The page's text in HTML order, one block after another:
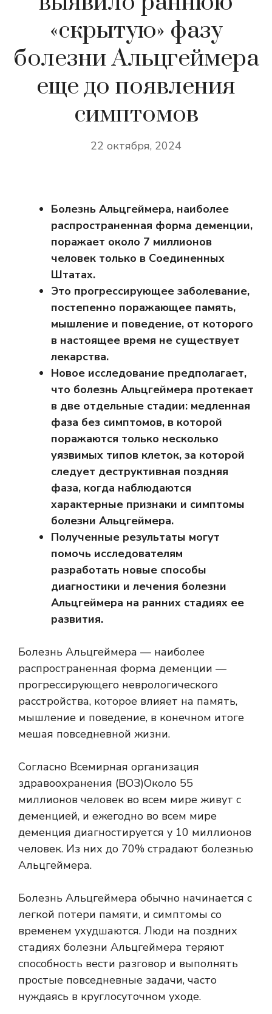
«скрытую» фазу
болезни Альцгеймера
еще до появления
симптомов
22 октября, 2024
Болезнь Альцгеймера, наиболее
распространенная форма деменции,
поражает около 7 миллионов
человек только в Соединенных
Штатах.
Это прогрессирующее заболевание,
постепенно поражающее память,
мышление и поведение, от которого
в настоящее время не существует
лекарства.
Новое исследование предполагает,
что болезнь Альцгеймера протекает
в две отдельные стадии: медленная
фаза без симптомов, в которой
поражаются только несколько
уязвимых типов клеток, за которой
следует деструктивная поздняя
фаза, когда наблюдаются
характерные признаки и симптомы
болезни Альцгеймера.
Полученные результаты могут
помочь исследователям
разработать новые способы
диагностики и лечения болезни
Альцгеймера на ранних стадиях ее
развития.
Болезнь Альцгеймера — наиболее
распространенная форма деменции —
прогрессирующего неврологического
расстройства, которое влияет на память,
мышление и поведение, в конечном итоге
мешая повседневной жизни.
Согласно Всемирная организация
здравоохранения (ВОЗ)Около 55
миллионов человек во всем мире живут с
деменцией, и ежегодно во всем мире
деменция диагностируется у 10 миллионов
человек. Из них до 70% страдают болезнью
Альцгеймера.
Болезнь Альцгеймера обычно начинается с
легкой потери памяти, и симптомы со
временем ухудшаются. Люди на поздних
стадиях болезни Альцгеймера теряют
способность вести разговор и выполнять
простые повседневные задачи, часто
нуждаясь в круглосуточном уходе.